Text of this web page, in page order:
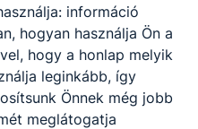
technikus
információ
hogyan használja Ön a
hogy a honlap melyik
leginkább, így
Önnek még jobb
meglátogatja